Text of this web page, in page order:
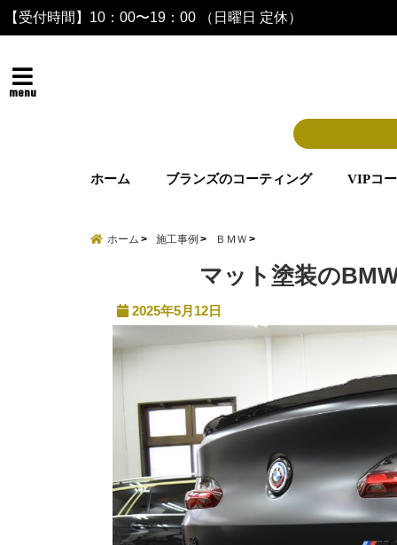
【受付時間】10：00〜19：00 （日曜日 定休）
menu
ホーム ブランズのコーティング VIPコ
ホーム 施工事例 ＢＭＷ
マット塗装の
2025年5月12日